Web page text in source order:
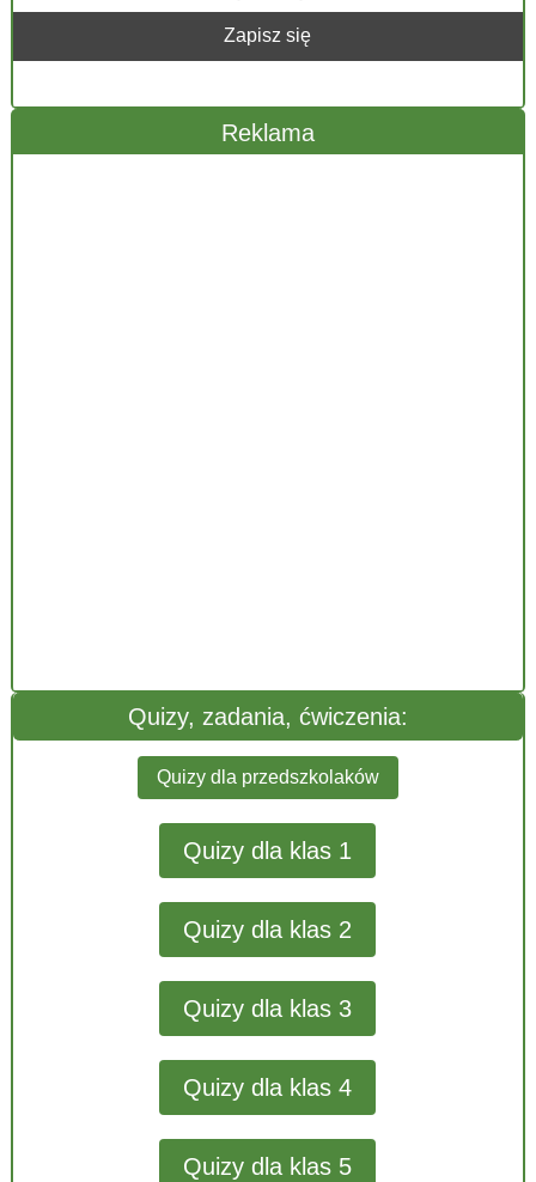
Reklama
Quizy, zadania, ćwiczenia:
Quizy dla przedszkolaków
Quizy dla klas 1
Quizy dla klas 2
Quizy dla klas 3
Quizy dla klas 4
Quizy dla klas 5